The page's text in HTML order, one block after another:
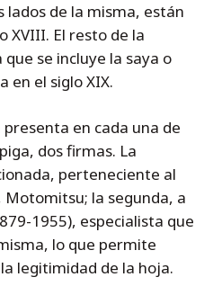
lados de la misma, están
XVIII. El resto de la
se incluye la saya o
en el siglo XIX.
en cada una de
dos firmas. La
perteneciente al
la segunda, a
1955), especialista que
lo que permite
legitimidad de la hoja.